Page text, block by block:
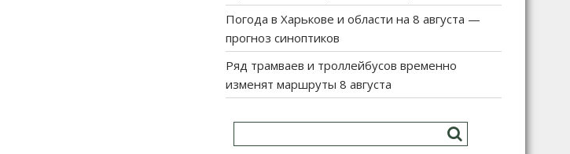
Погода в Харькове и области на 8 августа —
прогноз синоптиков
Ряд трамваев и троллейбусов временно
изменят маршруты 8 августа